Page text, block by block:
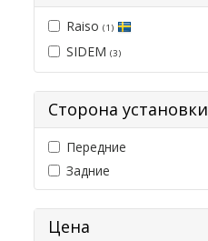
Raiso (1)
SIDEM (3)
Сторона установки
Передние
Задние
Цена